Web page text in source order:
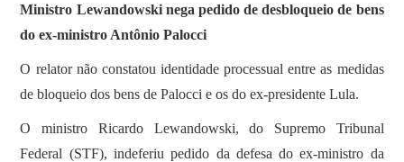
Ministro Lewandowski nega pedido de desbloqueio de bens
do ex-ministro Antônio Palocci
O relator não constatou identidade processual entre as medidas
de bloqueio dos bens de Palocci e os do ex-presidente Lula.
O ministro Ricardo Lewandowski, do Supremo Tribunal
Federal (STF), indeferiu pedido da defesa do ex-ministro da